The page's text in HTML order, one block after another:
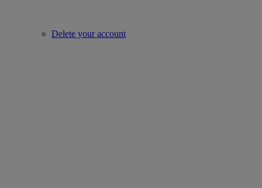
Delete your account